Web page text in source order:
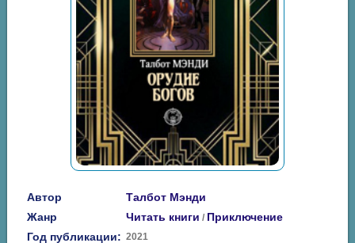
Автор
Талбот Мэнди
Жанр
Читать книги / Приключение
Год публикации: 2021